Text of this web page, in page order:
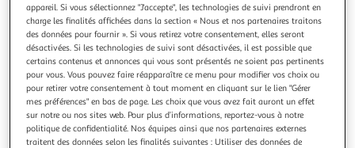
ALTER ECO
Thé rouge au rooibos bio équitable
appareil. Si vous sélectionnez "J'accepte", les technologies de suivi prendront en
charge les finalités affichées dans la section « Nous et nos partenaires traitons
des données pour fournir ». Si vous retirez votre consentement, elles seront
désactivées. Si les technologies de suivi sont désactivées, il est possible que
certains contenus et annonces qui vous sont présentés ne soient pas pertinents
pour vous. Vous pouvez faire réapparaître ce menu pour modifier vos choix ou
pour retirer votre consentement à tout moment en cliquant sur le lien "Gérer
mes préférences" en bas de page. Les choix que vous avez fait auront un effet
sur notre ou nos sites web. Pour plus d’informations, reportez-vous à notre
politique de confidentialité. Nos équipes ainsi que nos partenaires externes
traitent des données selon les finalités suivantes : Utiliser des données de